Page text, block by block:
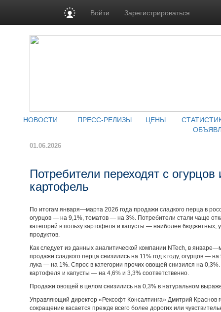
Войти Зарегистрироваться
НОВОСТИ ПРЕСС-РЕЛИЗЫ ЦЕНЫ
01.06.2026
Потребители переходят с
картофель
По итогам января—марта 2026 года продажи сладкого перца в
огурцов — на 9,1%, томатов — на 3%. Потребители стали чаще
категорий в пользу картофеля и капусты — наиболее бюджетных,
продуктов.
Как следует из данных аналитической компании NTech, в
продажи сладкого перца снизились на 11% год к году, огурцов —
лука — на 1%. Спрос в категории прочих овощей снизился на
картофеля и капусты — на 4,6% и 3,3% соответственно.
Продажи овощей в целом снизились на 0,3% в натуральном
Управляющий директор «Рексофт Консалтинга» Дмитрий Краснов
сокращение касается прежде всего более дорогих или